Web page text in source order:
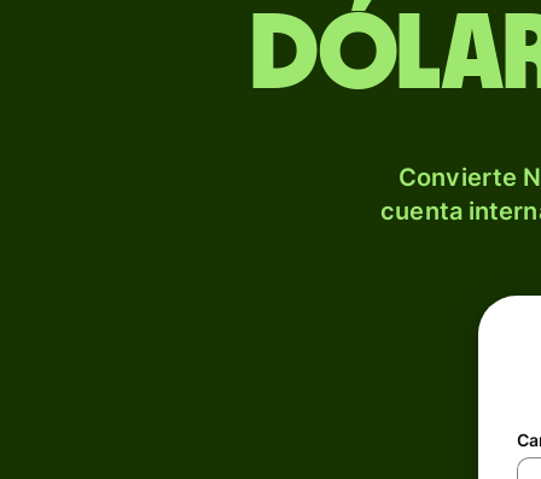
Convierte
cuenta